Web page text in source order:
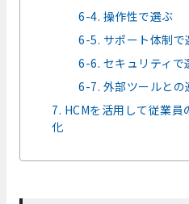
6-4. 操作性で選ぶ
6-5. サポート体制で
6-6. セキュリティで
6-7. 外部ツールと
7. HCMを活用して従業
化